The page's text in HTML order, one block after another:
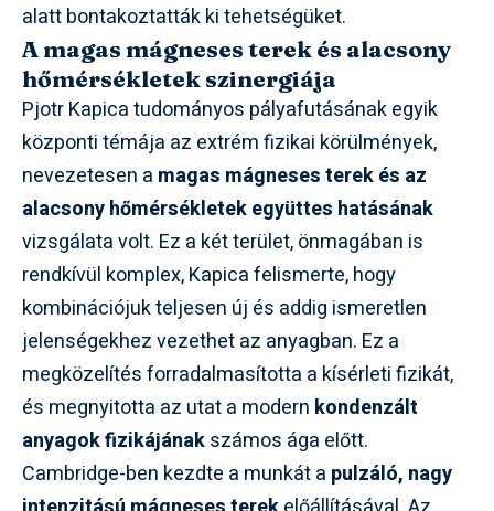
alatt bontakoztatták ki tehetségüket.
A magas mágneses terek és alacsony
hőmérsékletek szinergiája
Pjotr Kapica tudományos pályafutásának egyik
központi témája az extrém fizikai körülmények,
nevezetesen a magas mágneses terek és az
alacsony hőmérsékletek együttes hatásának
vizsgálata volt. Ez a két terület, önmagában is
rendkívül komplex, Kapica felismerte, hogy
kombinációjuk teljesen új és addig ismeretlen
jelenségekhez vezethet az anyagban. Ez a
megközelítés forradalmasította a kísérleti fizikát,
és megnyitotta az utat a modern kondenzált
anyagok fizikájánakszámos ága előtt.
Cambridge-ben kezdte a munkát a pulzáló, nagy